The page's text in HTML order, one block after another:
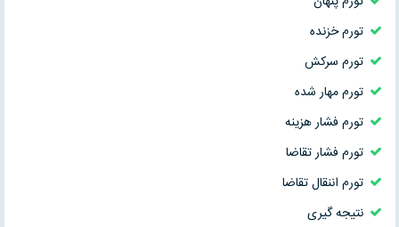
تورم خزنده
تورم سرکش
تورم مهار شده
تورم فشار هزينه
تورم فشار تقاضا
تورم اننقال تقاضا
نتیجه گیری